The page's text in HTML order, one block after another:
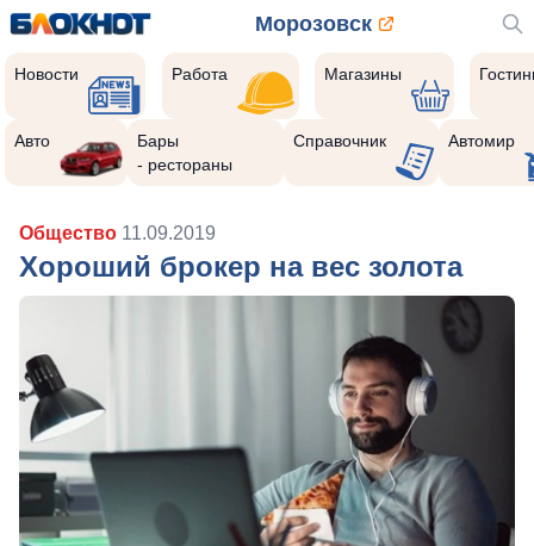
Морозовск
Новости Работа Магазины
Авто
Бары
- рестораны
Справочник Автомир
Общество 11.09.2019
Хороший брокер на вес золота